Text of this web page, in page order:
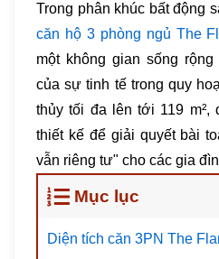
Trong phân khúc bất động
căn hộ 3 phòng ngủ The
một không gian sống
của sự tinh tế trong quy
thủy tối đa lên tới 119
thiết kế để giải quyết bài
vẫn riêng tư" cho các gia
Mục lục
Diện tích căn 3PN The